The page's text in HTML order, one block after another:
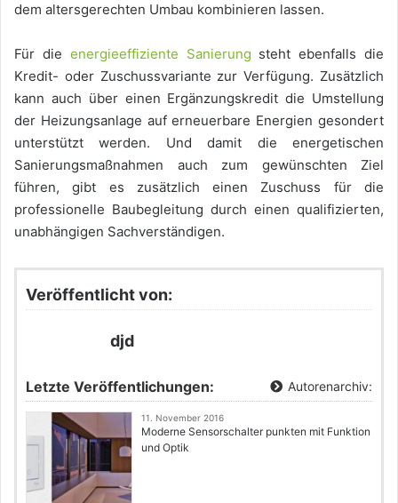
dem altersgerechten Umbau kombinieren lassen.
Für die energieeffiziente Sanierung steht ebenfalls die
Kredit- oder Zuschussvariante zur Verfügung. Zusätzlich
kann auch über einen Ergänzungskredit die Umstellung
der Heizungsanlage auf erneuerbare Energien gesondert
unterstützt werden. Und damit die energetischen
Sanierungsmaßnahmen auch zum gewünschten Ziel
führen, gibt es zusätzlich einen Zuschuss für die
professionelle Baubegleitung durch einen qualifizierten,
unabhängigen Sachverständigen.
Veröffentlicht von:
djd
Letzte Veröffentlichungen: Autorenarchiv:
11. November 2016
Moderne Sensorschalter punkten mit Funktion
und Optik